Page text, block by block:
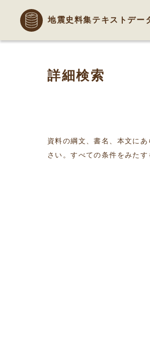
地震史料集テキストデー
詳細検索
資料の綱文、書名、本文に
さい。すべての条件をみた